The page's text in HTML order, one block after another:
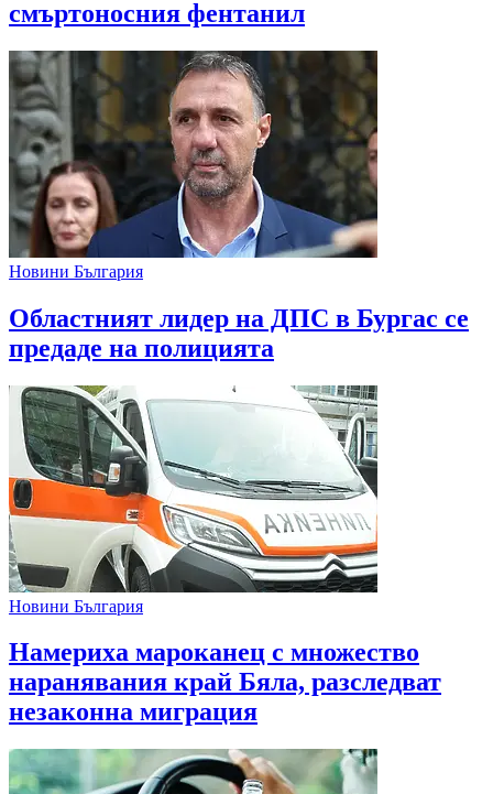
смъртоносния фентанил
Новини България
Областният лидер на ДПС в Бургас се
предаде на полицията
Новини България
Намериха мароканец с множество
наранявания край Бяла, разследват
незаконна миграция